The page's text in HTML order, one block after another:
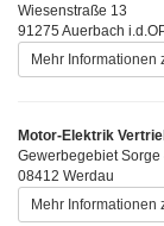
Wiesenstraße 13
91275 Auerbach
Mehr Informationen
Motor-Elektrik
Gewerbegebiet Sorge
08412 Werdau
Mehr Informationen